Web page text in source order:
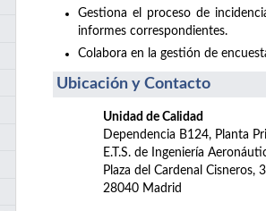
Gestiona el proceso de
informes correspondientes.
Colabora en la gestión de
Ubicación y Contacto
Unidad de Calidad
Dependencia B124, Planta
E.T.S. de Ingeniería
Plaza del Cardenal Cisneros, 3
28040 Madrid